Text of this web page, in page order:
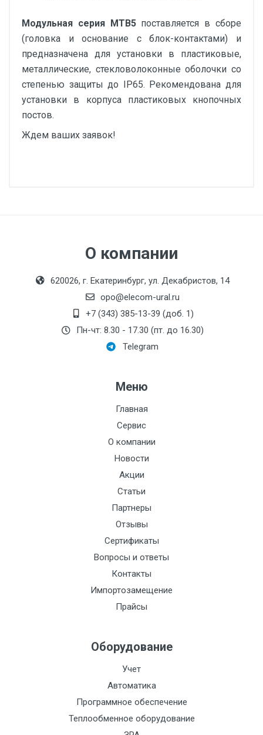
Модульная серия MTB5поставляется в сборе
(головка и основание с блок-контактами) и
предназначена для установки в пластиковые,
металлические, стекловолоконные оболочки со
степенью защиты до IP65. Рекомендована для
установки в корпуса пластиковых кнопочных
постов.
Ждем ваших заявок!
О компании
620026, г. Екатеринбург, ул. Декабристов, 14
opo@elecom-ural.ru
+7 (343) 385-13-39 (доб. 1)
Пн-чт: 8.30 - 17.30 (пт. до 16.30)
Telegram
Меню
Главная
Сервис
О компании
Новости
Акции
Статьи
Партнеры
Отзывы
Сертификаты
Вопросы и ответы
Контакты
Импортозамещение
Прайсы
Оборудование
Учет
Автоматика
Программное обеспечение
Теплообменное оборудование